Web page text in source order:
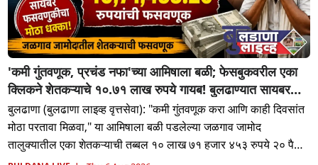
'कमी गुंतवणूक, प्रचंड नफा'च्या आमिषाला बळी; फेसबुकवरील एका
क्लिकने शेतकऱ्याचे १०.७१ लाख रुपये गायब! बुलढाण्यात सायबर
फसवणुकीचा मोठा धक्का'
बुलढाणा (बुलढाणा लाइव्ह वृत्तसेवा): "कमी गुंतवणूक करा आणि काही दिवसांत
मोठा परतावा मिळवा," या आमिषाला बळी पडलेल्या जळगाव जामोद
तालुक्यातील एका शेतकऱ्याची तब्बल १० लाख ७१ हजार ४५३ रुपये २० पैसे